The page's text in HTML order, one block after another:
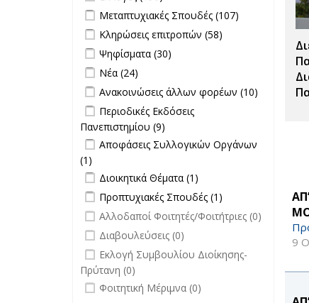
9
filter
Apply Μεταπτυχιακές Σπουδές filter
Μεταπτυχιακές Σπουδές (107)
Μεταπτυχιακές
Σπουδές filter
Apply Κληρώσεις επιτροπών filter
Κληρώσεις επιτροπών (58)
Apply Ψηφίσματα filter
Ψηφίσματα (30)
Apply Νέα filter
Νέα (24)
Apply Ανακοινώσεις άλλων φορέων
filter
Ανακοινώσεις άλλων φορέων (10)
Apply Περιοδικές Εκδόσεις
Πανεπιστημίου filter
Περιοδικές Εκδόσεις
Πανεπιστημίου (9)
Εκδόσεις
Πανεπιστημίου filter
Apply Αποφάσεις Συλλογικών
Οργάνων filter
Αποφάσεις Συλλογικών Οργάνων
(1)
Οργάνων filter
Apply Διοικητικά Θέματα filter
Διοικητικά Θέματα (1)
Apply Προπτυχιακές Σπουδές filter
Προπτυχιακές Σπουδές (1)
Σπουδές filter
undefined
Αλλοδαποί Φοιτητές/Φοιτήτριες (0)
undefined
Διαβουλεύσεις (0)
undefined
Εκλογή Συμβουλίου Διοίκησης-
Πρύτανη (0)
undefined
Φοιτητική Μέριμνα (0)